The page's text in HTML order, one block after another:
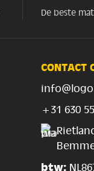
De beste
CONTACT
+31 630
btw: